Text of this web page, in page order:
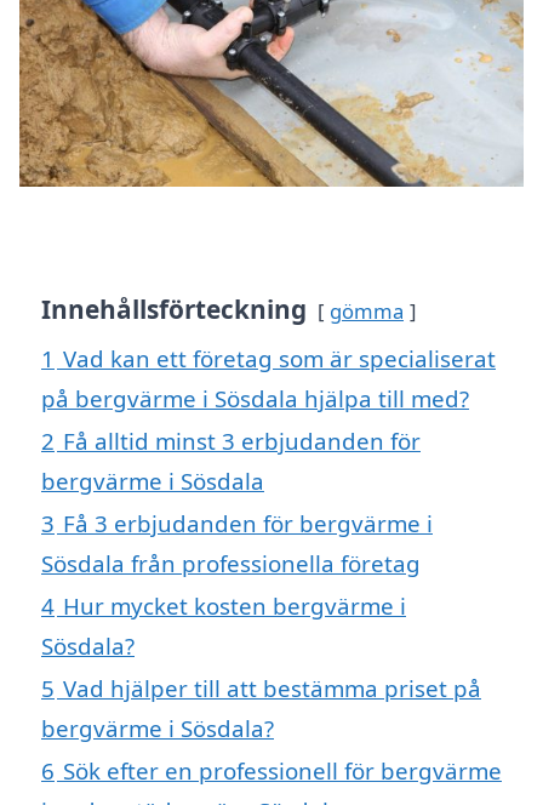
Innehållsförteckning gömma
1 Vad kan ett företag som är specialiserat
på bergvärme i Sösdala hjälpa till med?
2 Få alltid minst 3 erbjudanden för
bergvärme i Sösdala
3 Få 3 erbjudanden för bergvärme i
Sösdala från professionella företag
4 Hur mycket kosten bergvärme i
Sösdala?
5 Vad hjälper till att bestämma priset på
bergvärme i Sösdala?
6 Sök efter en professionell för bergvärme